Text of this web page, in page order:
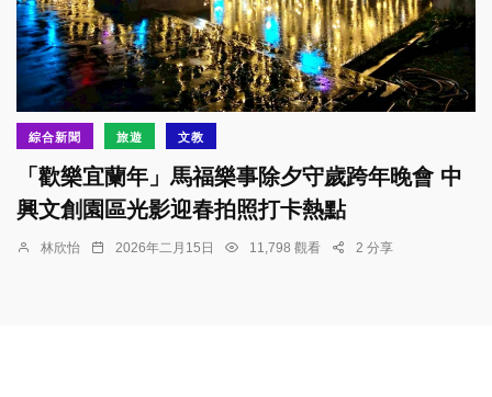
綜合新聞 旅遊 文教
「歡樂宜蘭年」馬福樂事除夕守歲跨年晚會 中
興文創園區光影迎春拍照打卡熱點
林欣怡 2026年二月15日 11,798 觀看 2 分享